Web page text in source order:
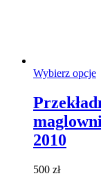
Wybierz opcje
2010
500 zł